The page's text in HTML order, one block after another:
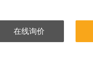
在线询价